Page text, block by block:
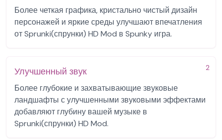
Более четкая графика, кристально чистый дизайн
персонажей и яркие среды улучшают впечатления
от Sprunki(спрунки) HD Mod в Spunky игра.
2
Улучшенный звук
Более глубокие и захватывающие звуковые
ландшафты с улучшенными звуковыми эффектами
добавляют глубину вашей музыке в
Sprunki(спрунки) HD Mod.